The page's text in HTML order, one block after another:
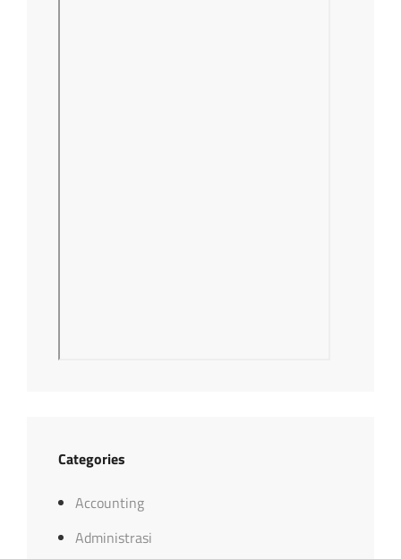
Categories
Accounting
Administrasi